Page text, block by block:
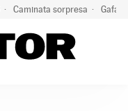
Caminata sorpresa Gafas